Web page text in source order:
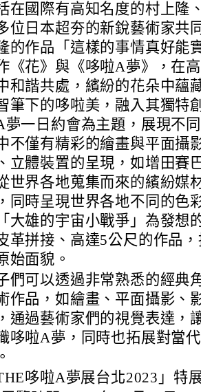
在國際有高知名度的村上隆
位日本超夯的新銳藝術家共
的作品「這樣的事情真好能
《花》與《哆啦A夢》，在
和諧共處，繽紛的花朵中蘊
筆下的哆啦美，融入其獨特
夢一日約會為主題，展現不
不僅有精彩的繪畫與平面攝
立體裝置的呈現，如增田賽
世界各地蒐集而來的繽紛媒
同時呈現世界各地不同的色
大雄的宇宙小戰爭」為發想
革拼接、高達5公尺的作品
始面貌。
們可以透過非常熟悉的經典
作品，如繪畫、平面攝影、
通過藝術家們的視覺表達，
哆啦A夢，同時也拓展對當
哆啦A夢展台北2023」特